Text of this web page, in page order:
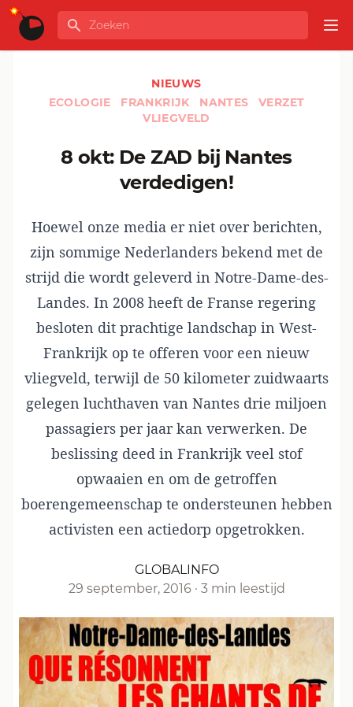
Ga naar de inhoud
GLOBALINFO
Zoeken
NIEUWS
ECOLOGIE
FRANKRIJK NANTES
VERZET
VLIEGVELD
8 okt: De ZAD bij Nantes
verdedigen!
Hoewel onze media er niet over berichten,
zijn sommige Nederlanders bekend met de
strijd die wordt geleverd in Notre-Dame-des-
Landes. In 2008 heeft de Franse regering
besloten dit prachtige landschap in West-
Frankrijk op te offeren voor een nieuw
vliegveld, terwijl de 50 kilometer zuidwaarts
gelegen luchthaven van Nantes drie miljoen
passagiers per jaar kan verwerken. De
beslissing deed in Frankrijk veel stof
opwaaien en om de getroffen
boerengemeenschap te ondersteunen hebben
activisten een actiedorp opgetrokken.
GLOBALINFO
29 september, 2016 · 3 min leestijd